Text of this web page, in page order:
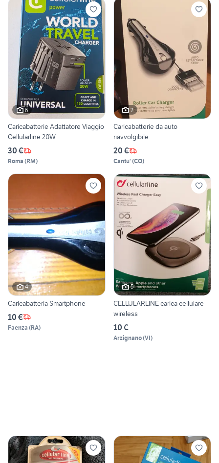
6
Caricabatterie Adattatore Viaggio
Cellularline 20W
30 €
Roma (RM)
2
Caricabatterie da auto
riavvolgibile
20 €
Cantu' (CO)
4
Caricabatteria Smartphone
10 €
Faenza (RA)
5
CELLULARLINE carica cellulare
wireless
10 €
Arzignano(VI)